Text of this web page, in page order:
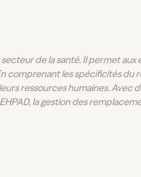
de la santé. Il permet aux
comprenant les spécificités du
ressources humaines. Avec
la gestion des